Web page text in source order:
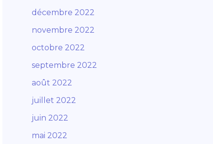
décembre 2022
novembre 2022
octobre 2022
septembre 2022
août 2022
juillet 2022
juin 2022
mai 2022